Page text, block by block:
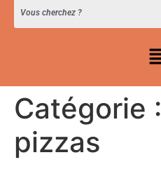
Catégorie :
pizzas